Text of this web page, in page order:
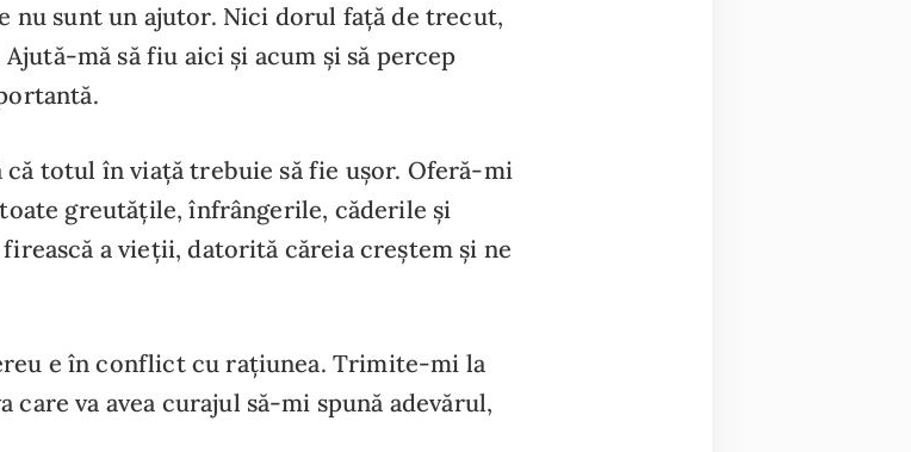
nu sunt un ajutor. Nici dorul față de trecut,
mă să fiu aici și acum și să percep
că totul în viață trebuie să fie ușor. Oferă-mi
greutățile, înfrângerile, căderile și
a vieții, datorită căreia creștem și ne
e în conflict cu rațiunea. Trimite-mi la
va avea curajul să-mi spună adevărul,